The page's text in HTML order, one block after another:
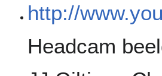
http://
Headcam